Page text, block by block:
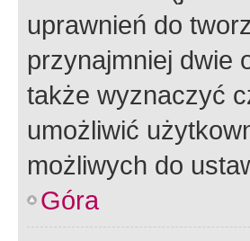
uprawnień do
przynajmniej dwie
także wyznaczyć
umożliwić
możliwych do
Góra